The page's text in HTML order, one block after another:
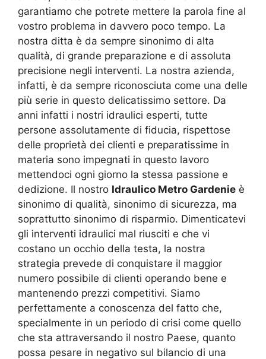
garantiamo che potrete mettere la parola fine al
vostro problema in davvero poco tempo. La
nostra ditta è da sempre sinonimo di alta
qualità, di grande preparazione e di assoluta
precisione negli interventi. La nostra azienda,
infatti, è da sempre riconosciuta come una delle
più serie in questo delicatissimo settore. Da
anni infatti i nostri idraulici esperti, tutte
persone assolutamente di fiducia, rispettose
delle proprietà dei clienti e preparatissime in
materia sono impegnati in questo lavoro
mettendoci ogni giorno la stessa passione e
dedizione. Il nostro Idraulico Metro Gardenie è
sinonimo di qualità, sinonimo di sicurezza, ma
soprattutto sinonimo di risparmio. Dimenticatevi
gli interventi idraulici mal riusciti e che vi
costano un occhio della testa, la nostra
strategia prevede di conquistare il maggior
numero possibile di clienti operando bene e
mantenendo prezzi competitivi. Siamo
perfettamente a conoscenza del fatto che,
specialmente in un periodo di crisi come quello
che sta attraversando il nostro Paese, quanto
possa pesare in negativo sul bilancio di una